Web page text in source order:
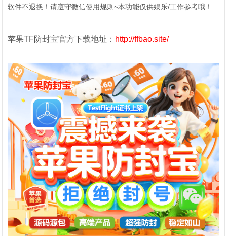
软件不退换！请遵守微信使用规则~本功能仅供娱乐/工作参考哦！
苹果TF防封宝官方下载地址： http://ffbao.site/